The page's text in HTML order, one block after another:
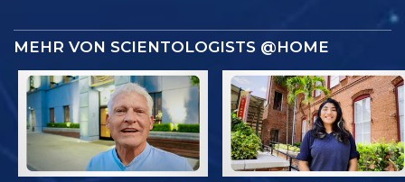
MEHR VON SCIENTOLOGISTS @HOME